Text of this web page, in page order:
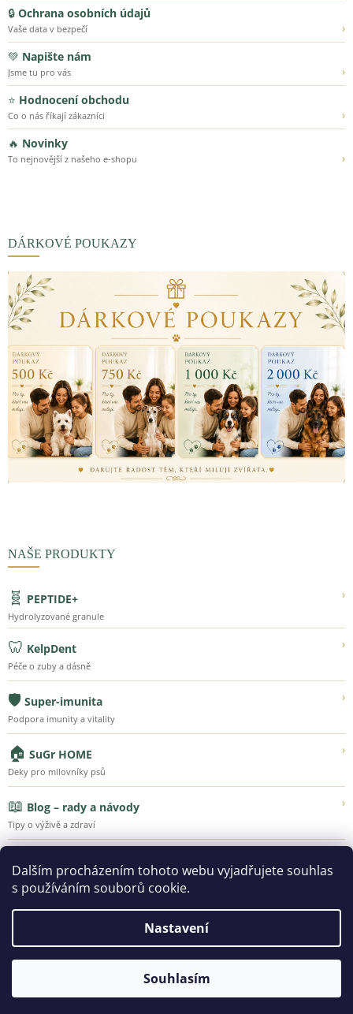
Dalším procházením tohoto webu vyjadřujete souhlas
s používáním souborů cookie.
Nastavení
Souhlasím
🔒 Ochrana osobních údajů
Vaše data v bezpečí
›
💚 Napište nám
Jsme tu pro vás
›
⭐ Hodnocení obchodu
Co o nás říkají zákazníci
›
🔥 Novinky
To nejnovější z našeho e-shopu ›
DÁRKOVÉ POUKAZY
NAŠE PRODUKTY
🧬 PEPTIDE+ ›
Hydrolyzované granule
🦷 KelpDent ›
Péče o zuby a dásně
🛡️ Super-imunita ›
Podpora imunity a vitality
🏠 SuGr HOME ›
Deky pro milovníky psů
📖 Blog – rady a návody ›
Tipy o výživě a zdraví
Poznejte Super-Granule
Copyright 2026SUPER-GRANULE.CZ | Jsme tu pro ty, kteří